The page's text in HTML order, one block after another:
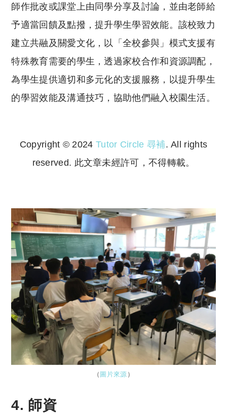
師作批改或課堂上由同學分享及討論，並由老師給
予適當回饋及點撥，提升學生學習效能。該校致力
建立共融及關愛文化，以「全校參與」模式支援有
特殊教育需要的學生，透過家校合作和資源調配，
為學生提供適切和多元化的支援服務，以提升學生
的學習效能及溝通技巧，協助他們融入校園生活。
Copyright © 2024 Tutor Circle 尋補. All rights
reserved. 此文章未經許可，不得轉載。
（ 圖片來源 ）
4. 師資